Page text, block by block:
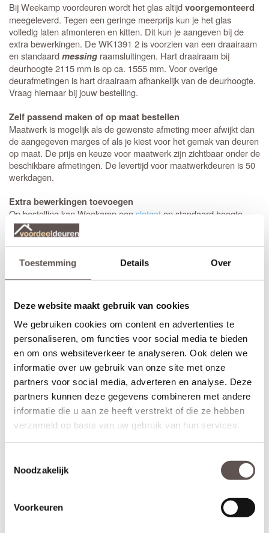
Toestemming Details Over
Deze website maakt gebruik van cookies
We gebruiken cookies om content en advertenties te
personaliseren, om functies voor social media te bieden
en om ons websiteverkeer te analyseren. Ook delen we
informatie over uw gebruik van onze site met onze
partners voor social media, adverteren en analyse. Deze
partners kunnen deze gegevens combineren met andere
informatie die u aan ze heeft verstrekt of die ze hebben
verzameld op basis van uw gebruik van hun services.
Noodzakelijk
Voorkeuren
Bij Weekamp voordeuren wordt het glas altijdvoorgemonteerd
meegeleverd. Tegen een geringe meerprijs kun je het glas
volledig laten afmonteren en kitten. Dit kun je aangeven bij de
extra bewerkingen. De WK1391 2 is voorzien van een draairaam
en standaardmessing raamsluitingen. Hart draairaam bij
deurhoogte 2115 mm is op ca. 1555 mm. Voor overige
deurafmetingen is hart draairaam afhankelijk van de deurhoogte.
Vraag hiernaar bij jouw bestelling.
Zelf passend maken of op maat bestellen
Maatwerk is mogelijk als de gewenste afmeting meer afwijkt dan
de aangegeven marges of als je kiest voor het gemak van deuren
op maat. De prijs en keuze voor maatwerk zijn zichtbaar onder de
beschikbare afmetingen. De levertijd voor maatwerkdeuren is 50
werkdagen.
Extra bewerkingen toevoegen
Op bestelling kan Weekamp eenslotgatop standaard hoogte,
een 3-puntsluiting of een valdorpel in de deur frezen. De hoogte
van een slotgat of 3-puntsluiting wordt op een standaard hoogte
aangebracht. De deurkruk zit altijd op een hoogte van 105 cm
gemeten vanaf de onderzijde van de deur. Let op! De
* Sleutelbediende 3-puntsluiting(voordeur)
Geschikt voor buitendeuren waarbij aan de buitenzijde van een
deurknop
wordt gemonteerd en aan de binnenzijde een
deurkruk. Sleutelbediende sloten worden meestal geplaatst op
een voordeur . De infrezing in de deur wordt beschermd met
grondverf en de 3-puntsluiting gemonteerd.
* Krukbediende 3-puntsluiting(achterdeur)
Geschikt voor buitendeuren waarbij aan de buitenzijde en
binnenzijde een deurkrukwordt gemonteerd. Krukbediende
sloten worden meestal geplaatst op een achterdeurof
balkondeur. De infrezing in de deur wordt beschermd met
Montage van voordeuren
schroeven zowel in de deur als op het kozijn worden gemonteerd.
Voordeuren worden met minimaal 3
kogellagerscharnierenaan